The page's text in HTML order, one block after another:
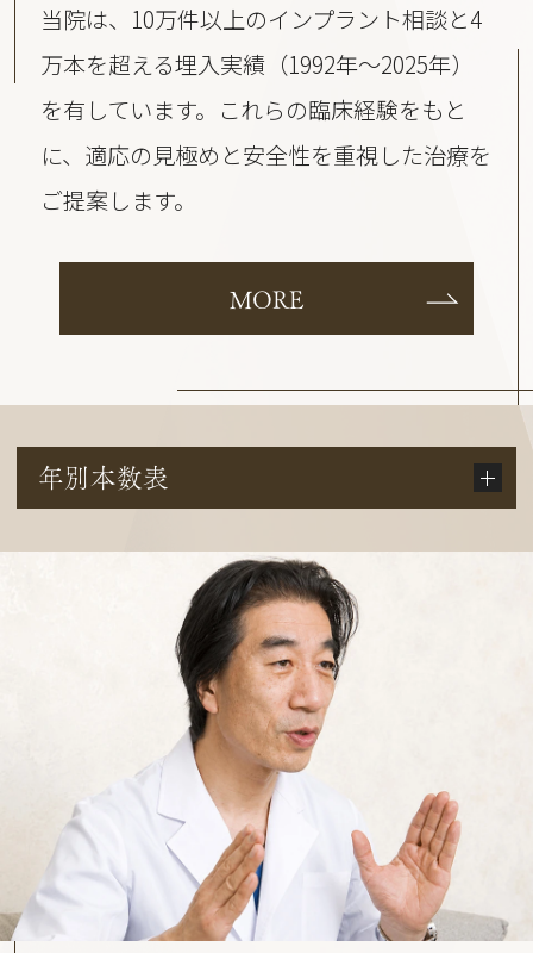
当院は、10万件以上のインプラント相談と4
万本を超える埋入実績（1992年〜2025年）
を有しています。これらの臨床経験をもと
に、適応の見極めと安全性を重視した治療を
ご提案します。
MORE
年別本数表